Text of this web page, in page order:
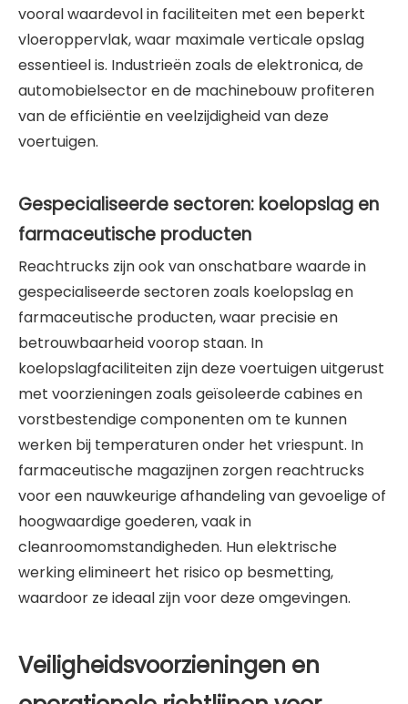
vooral waardevol in faciliteiten met een beperkt
vloeroppervlak, waar maximale verticale opslag
essentieel is. Industrieën zoals de elektronica, de
automobielsector en de machinebouw profiteren
van de efficiëntie en veelzijdigheid van deze
voertuigen.
Gespecialiseerde sectoren: koelopslag en
farmaceutische producten
Reachtrucks zijn ook van onschatbare waarde in
gespecialiseerde sectoren zoals koelopslag en
farmaceutische producten, waar precisie en
betrouwbaarheid voorop staan. In
koelopslagfaciliteiten zijn deze voertuigen uitgerust
met voorzieningen zoals geïsoleerde cabines en
vorstbestendige componenten om te kunnen
werken bij temperaturen onder het vriespunt. In
farmaceutische magazijnen zorgen reachtrucks
voor een nauwkeurige afhandeling van gevoelige of
hoogwaardige goederen, vaak in
cleanroomomstandigheden. Hun elektrische
werking elimineert het risico op besmetting,
waardoor ze ideaal zijn voor deze omgevingen.
Veiligheidsvoorzieningen en